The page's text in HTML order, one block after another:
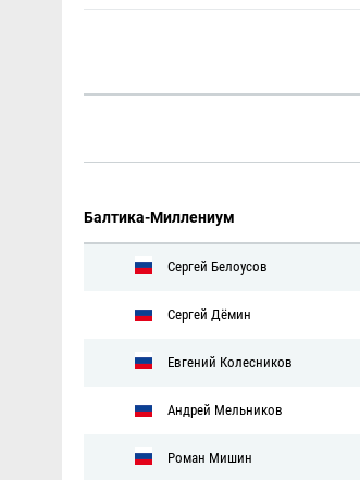
Балтика-Миллениум
Сергей Белоусов
Сергей Дёмин
Евгений Колесников
Андрей Мельников
Роман Мишин